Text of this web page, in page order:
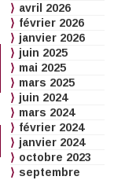
avril 2026
février 2026
janvier 2026
juin 2025
mai 2025
mars 2025
juin 2024
mars 2024
février 2024
janvier 2024
octobre 2023
septembre